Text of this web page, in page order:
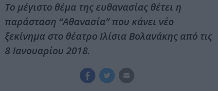
Το μέγιστο θέμα της ευθανασίας θέτει η
παράσταση “Αθανασία” που κάνει νέο
ξεκίνημα στο θέατρο Ιλίσια Βολανάκης από τις
8 Ιανουαρίου 2018.